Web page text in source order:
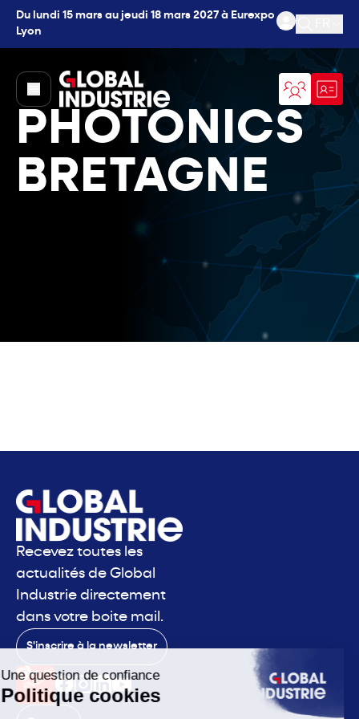
Du lundi 15 mars au jeudi 18 mars 2027 à Eurexpo
Lyon
Ouvrir
page.home
PHOTONICS
BRETAGNE
Recevez toutes les
actualités de Global
Industrie directement
dans votre boite mail.
S'inscrire à la newsletter